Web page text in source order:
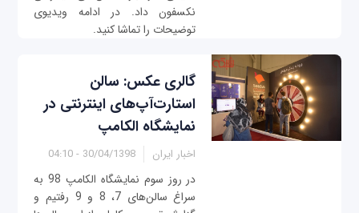
نکسفون داد. در ادامه ویدیوی
توضیحات را تماشا کنید.
گالری عکس: سالن
استارت‌آپ‌های اینترنتی در
نمایشگاه الکامپ
اخبار ایران 30/04/1398 - 04:10
در روز سوم نمایشگاه الکامپ 98 به
سراغ سالن‌های 7، 8 و 9 رفتیم و